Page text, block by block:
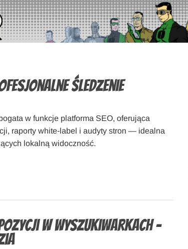
śledzenie
w funkcje platforma SEO, oferująca
raporty white‑label i audyty stron — idealna
lokalną widoczność.
w wyszukiwarkach –